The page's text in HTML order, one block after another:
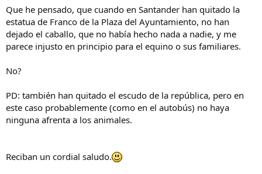
i
l
o
Que he pensado, que cuando en Santander han quitado la
estatua de Franco de la Plaza del Ayuntamiento, no han
dejado el caballo, que no había hecho nada a nadie, y me
parece injusto en principio para el equino o sus familiares.
No?
PD: también han quitado el escudo de la república, pero en
este caso probablemente (como en el autobús) no haya
ninguna afrenta a los animales.
Reciban un cordial saludo.